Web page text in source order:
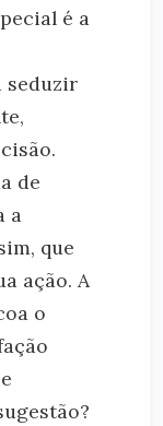
é a
seduzir
de
a
que
ação. A
o